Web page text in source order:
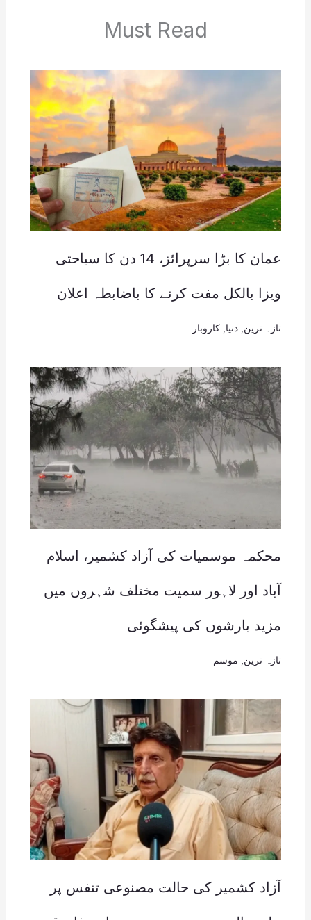
Must Read
عمان کا بڑا سرپرائز، 14 دن کا سیاحتی
ویزا بالکل مفت کرنے کا باضابطہ اعلان
تازہ ترین دنیا کاروبار
محکمہ موسمیات کی آزاد کشمیر، اسلام
آباد اور لاہور سمیت مختلف شہروں میں
مزید بارشوں کی پیشگوئی
تازہ ترین موسم
آزاد کشمیر کی حالت مصنوعی تنفس پر